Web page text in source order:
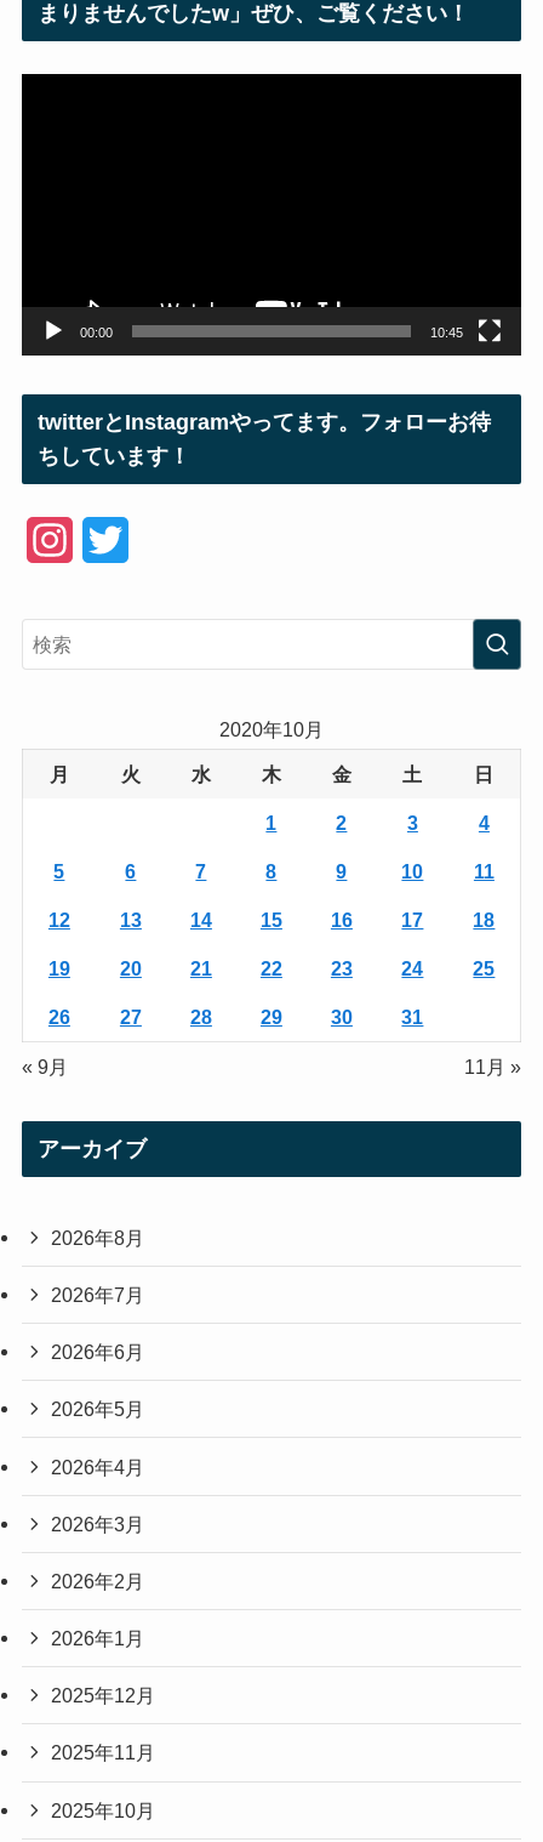
まりませんでしたw」ぜひ、ご覧ください！
00:00 10:45
twitterとInstagramやってます。フォローお待
ちしています！
e
2020年10月
月 火 水 木 金 土 日
1 2 3 4
5 6 7 8 9 10 11
12 13 14 15 16 17 18
19 20 21 22 23 24 25
26 27 28 29 30 31
« 9月 11月 »
アーカイブ
2026年8月
2026年7月
2026年6月
2026年5月
2026年4月
2026年3月
2026年2月
2026年1月
2025年12月
2025年11月
2025年10月